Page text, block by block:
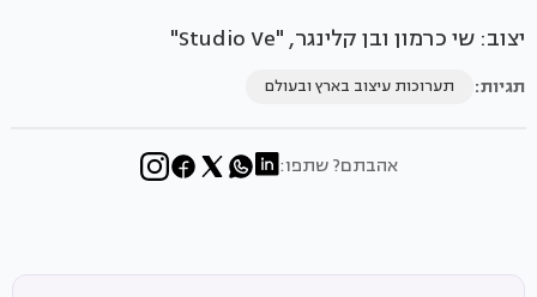
יצוב: שי כרמון ובן קלינגר, "Studio Ve"
תגיות: תערוכות עיצוב בארץ ובעולם
אהבתם? שתפו: